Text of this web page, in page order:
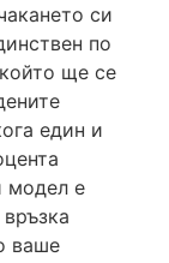
си
по
ще се
един и
модел е
ваше